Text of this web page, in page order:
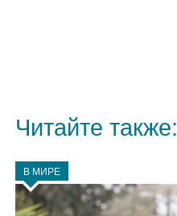
Читайте также:
В МИРЕ